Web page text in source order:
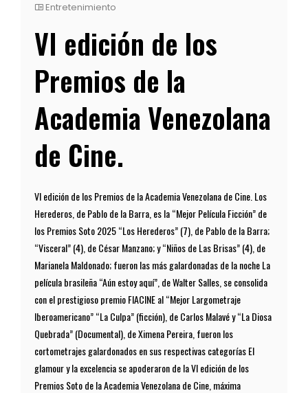
Entretenimiento
VI edición de los
Premios de la
Academia Venezolana
de Cine.
VI edición de los Premios de la Academia Venezolana de Cine. Los
Herederos, de Pablo de la Barra, es la “Mejor Película Ficción” de
los Premios Soto 2025 “Los Herederos” (7), de Pablo de la Barra;
“Visceral” (4), de César Manzano; y “Niños de Las Brisas” (4), de
Marianela Maldonado; fueron las más galardonadas de la noche La
película brasileña “Aún estoy aquí”, de Walter Salles, se consolida
con el prestigioso premio FIACINE al “Mejor Largometraje
Iberoamericano” “La Culpa” (ficción), de Carlos Malavé y “La Diosa
Quebrada” (Documental), de Ximena Pereira, fueron los
cortometrajes galardonados en sus respectivas categorías El
glamour y la excelencia se apoderaron de la VI edición de los
Premios Soto de la Academia Venezolana de Cine, máxima